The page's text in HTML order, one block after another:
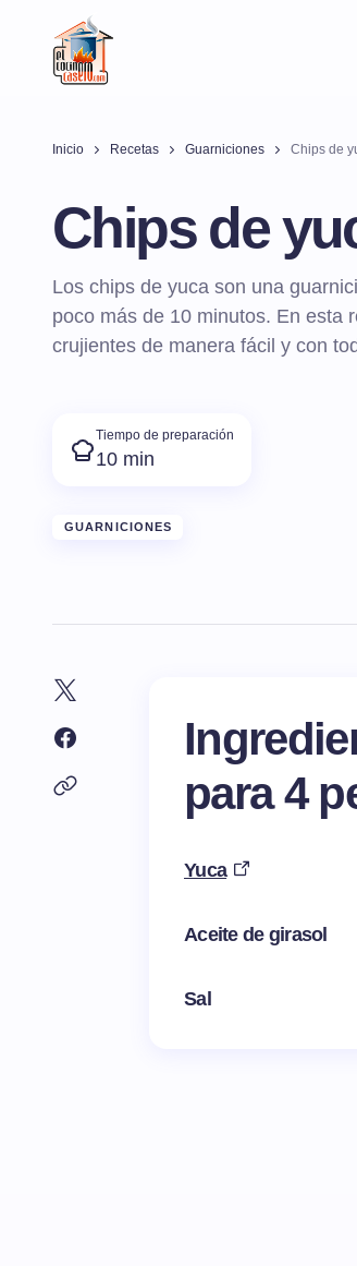
Inicio Recetas Guarniciones Chips de
Chips de
Los chips de yuca son una
poco más de 10 minutos. En esta
crujientes de manera fácil y con
Tiempo de preparación
10 min
GUARNICIONES
para 4
Yuca
Aceite de girasol
Sal